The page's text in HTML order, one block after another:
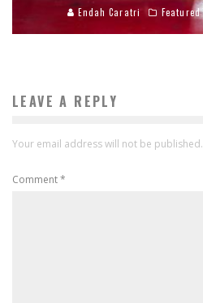
Endah Caratri Featured
LEAVE A REPLY
Your email address will not be published.
Comment*